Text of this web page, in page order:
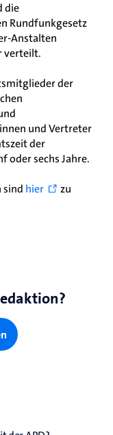
die
Rundfunkgesetz
Anstalten
verteilt.
der
und Vertreter
der
oder sechs Jahre.
sind hier
zu